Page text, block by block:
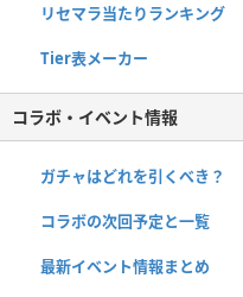
リセマラ当たりランキング
Tier表メーカー
コラボ・イベント情報
ガチャはどれを引くべき？
コラボの次回予定と一覧
最新イベント情報まとめ